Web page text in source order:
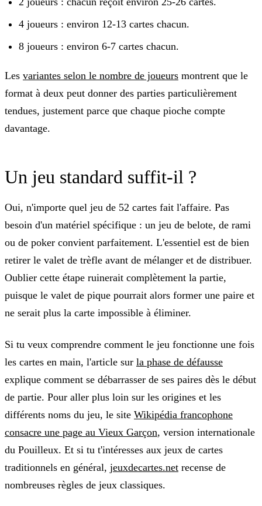
4 joueurs : environ 12-13 cartes chacun.
8 joueurs : environ 6-7 cartes chacun.
Les variantes selon le nombre de joueurs montrent que le
format à deux peut donner des parties particulièrement
tendues, justement parce que chaque pioche compte
davantage.
Un jeu standard suffit-il ?
Oui, n'importe quel jeu de 52 cartes fait l'affaire. Pas
besoin d'un matériel spécifique : un jeu de belote, de rami
ou de poker convient parfaitement. L'essentiel est de bien
retirer le valet de trèfle avant de mélanger et de distribuer.
Oublier cette étape ruinerait complètement la partie,
puisque le valet de pique pourrait alors former une paire et
ne serait plus la carte impossible à éliminer.
Si tu veux comprendre comment le jeu fonctionne une fois
les cartes en main, l'article sur la phase de défausse
explique comment se débarrasser de ses paires dès le début
de partie. Pour aller plus loin sur les origines et les
différents noms du jeu, le site Wikipédia francophone
consacre une page au Vieux Garçon, version internationale
du Pouilleux. Et si tu t'intéresses aux jeux de cartes
traditionnels en général, jeuxdecartes.net recense de
nombreuses règles de jeux classiques.